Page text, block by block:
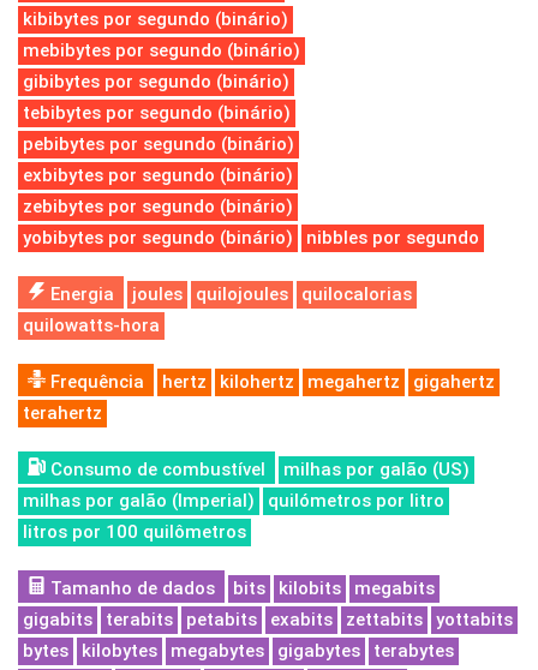
kibibytes por segundo (binário)
mebibytes por segundo (binário)
gibibytes por segundo (binário)
tebibytes por segundo (binário)
pebibytes por segundo (binário)
exbibytes por segundo (binário)
zebibytes por segundo (binário)
yobibytes por segundo (binário)
nibbles por segundo
Energia joules quilojoules
quilocalorias
quilowatts-hora
Frequência hertz kilohertz megahertz
gigahertz
terahertz
Consumo de combustível
milhas por galão (US)
milhas por galão (Imperial)
quilómetros por litro
litros por 100 quilômetros
Tamanho de dados bits kilobits
megabits
gigabits
terabits petabits exabits zettabits
yottabits
bytes
kilobytes megabytes gigabytes
terabytes